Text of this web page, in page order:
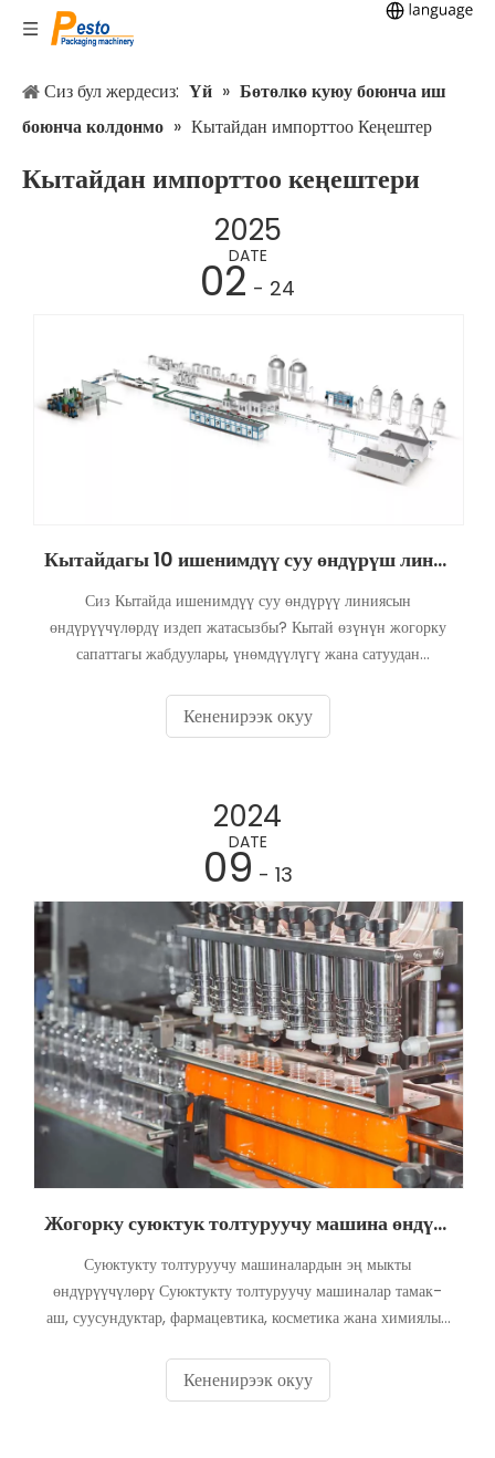
Сиз бул жердесиз: Үй » Бөтөлкө куюу боюнча иш
боюнча колдонмо » Кытайдан импорттоо Кеңештер
Кытайдан импорттоо кеңештери
2025
DATE
02 - 24
Кытайдагы 10 ишенимдүү суу өндүрүш линиясынын өндүрүүчүлөрү
Сиз Кытайда ишенимдүү суу өндүрүү линиясын
өндүрүүчүлөрдү издеп жатасызбы? Кытай өзүнүн жогорку
сапаттагы жабдуулары, үнөмдүүлүгү жана сатуудан
чыгаруучу линияларды өндүрүү боюнча дүйнөлүк борборго
айланды. Эгер сиз өзүңүз үчүн суу чыгаруучу линияга
Кененирээк окуу
2024
DATE
09 - 13
Жогорку суюктук толтуруучу машина өндүрүүчүлөр
Суюктукту толтуруучу машиналардын эң мыкты
өндүрүүчүлөрү Суюктукту толтуруучу машиналар тамак-
аш, суусундуктар, фармацевтика, косметика жана химиялык
өндүрүүчүнү тандоо өндүрүш линияңыздын натыйжалуу
иштешин жана сапат стандарттарыңызга жооп беришин
Кененирээк окуу